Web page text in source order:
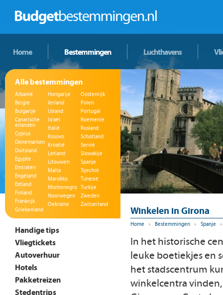
Home Bestemmingen Luchthavens
Alle bestemmingen
Albanië
België
Bulgarije
Canarische
eilanden
Cyprus
Denemarken
Duitsland
Egypte
Emiraten
Engeland
Estland
Finland
Frankrijk
Griekenland
Hongarije
Ierland
IJsland
Israël
Italië
Kosovo
Kroatië
Letland
Litouwen
Malta
Marokko
Montenegro
Noorwegen
Oekraïne
Oostenrijk
Polen
Portugal
Roemenië
Rusland
Schotland
Servië
Slowakije
Spanje
Tsjechië
Tunesië
Turkije
Zweden
Zwitserland
Handige tips
Vliegtickets
Autoverhuur
Hotels
Pakketreizen
Stedentrips
Winkelen in Girona
Home » Bestemmingen » Spanje »
In het historische
leuke boetiekjes en
het stadscentrum
winkelcentra